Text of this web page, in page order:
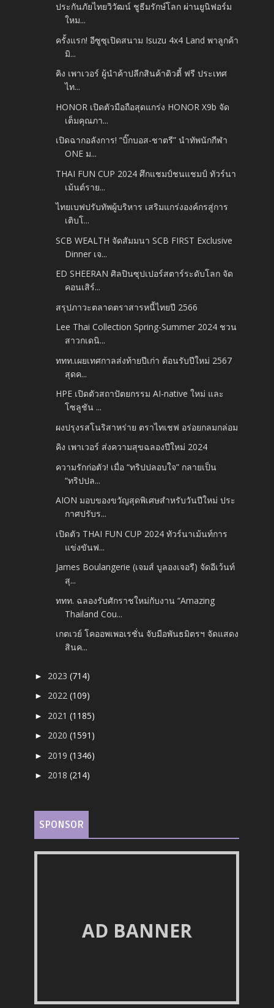
ประกันภัยไทยวิวัฒน์ ชูธีมรักษ์โลก ผ่านยูนิฟอร์ม
ใหม...
ครั้งแรก! อีซูซุเปิดสนาม Isuzu 4x4 Land พาลูกค้า
มิ...
คิง เพาเวอร์ ผู้นำค้าปลีกสินค้าดิวตี้ ฟรี ประเทศ
ไท...
HONOR เปิดตัวมือถือสุดแกร่ง HONOR X9b จัด
เต็มคุณภา...
เปิดฉากอลังการ! “บิ๊กบอส-ชาตรี” นำทัพนักกีฬา
ONE ม...
THAI FUN CUP 2024 ศึกแชมป์ชนแชมป์ ทัวร์นา
เม้นต์ราย...
ไทยเบฟปรับทัพผู้บริหาร เสริมแกร่งองค์กรสู่การ
เติบโ...
SCB WEALTH จัดสัมมนา SCB FIRST Exclusive
Dinner เจ...
ED SHEERAN ศิลปินซุปเปอร์สตาร์ระดับโลก จัด
คอนเสิร์...
สรุปภาวะตลาดตราสารหนี้ไทยปี 2566
Lee Thai Collection Spring-Summer 2024 ชวน
สาวกเดนิ...
ททท.เผยเทศกาลส่งท้ายปีเก่า ต้อนรับปีใหม่ 2567
สุดค...
HPE เปิดตัวสถาปัตยกรรม AI-native ใหม่ และ
โซลูชัน ...
ผงปรุงรสโนริสาหร่าย ตราไทเชฟ อร่อยกลมกล่อม
คิง เพาเวอร์ ส่งความสุขฉลองปีใหม่ 2024
ความรักก่อตัว! เมื่อ “ทริปปลอบใจ” กลายเป็น
“ทริปปล...
AION มอบของขวัญสุดพิเศษสำหรับวันปีใหม่ ประ
กาศปรับร...
เปิดตัว THAI FUN CUP 2024 ทัวร์นาเม้นท์การ
แข่งขันฟ...
James Boulangerie (เจมส์ บูลองเจอรี) จัดอีเว้นท์
สุ...
ททท. ฉลองรับศักราชใหม่กับงาน “Amazing
Thailand Cou...
เกตเวย์ โคออพเพอเรชั่น จับมือพันธมิตรฯ จัดแสดง
สินค...
► 2023(714)
► 2022(109)
► 2021(1185)
► 2020(1591)
► 2019(1346)
► 2018(214)
SPONSOR
AD BANNER